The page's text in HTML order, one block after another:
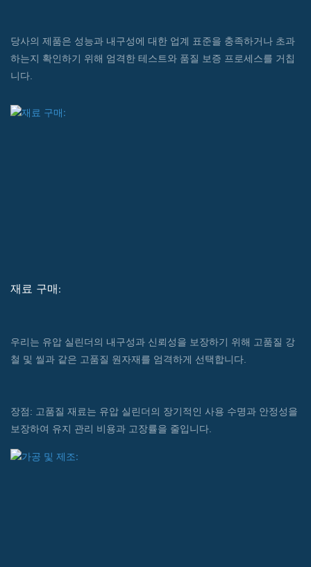
당사의 제품은 성능과 내구성에 대한 업계 표준을 충족하거나 초과
하는지 확인하기 위해 엄격한 테스트와 품질 보증 프로세스를 거칩
니다.
재료 구매:
우리는 유압 실린더의 내구성과 신뢰성을 보장하기 위해 고품질 강
철 및 씰과 같은 고품질 원자재를 엄격하게 선택합니다.
장점: 고품질 재료는 유압 실린더의 장기적인 사용 수명과 안정성을
보장하여 유지 관리 비용과 고장률을 줄입니다.